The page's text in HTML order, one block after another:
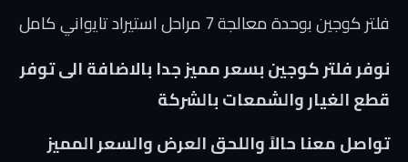
فلتر كوجين بوحدة معالجة 7 مراحل استيراد تايواني كامل
نوفر فلتر كوجين بسعر مميز جدا بالاضافة الى توفر
قطع الغيار والشمعات بالشركة
تواصل معنا حالاً واللحق العرض والسعر المميز